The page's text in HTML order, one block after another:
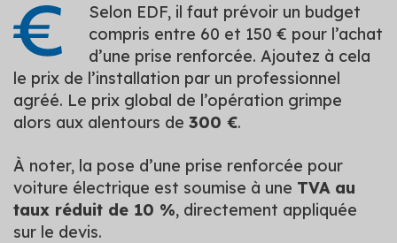
Selon EDF, il faut prévoir un budget
compris entre 60 et 150 € pour l’achat
d’une prise renforcée. Ajoutez à cela
le prix de l’installation par un professionnel
agréé. Le prix global de l’opération grimpe
alors aux alentours de 300 €.
À noter, la pose d’une prise renforcée pour
voiture électrique est soumise à une TVA au
taux réduit de 10 %, directement appliquée
sur le devis.